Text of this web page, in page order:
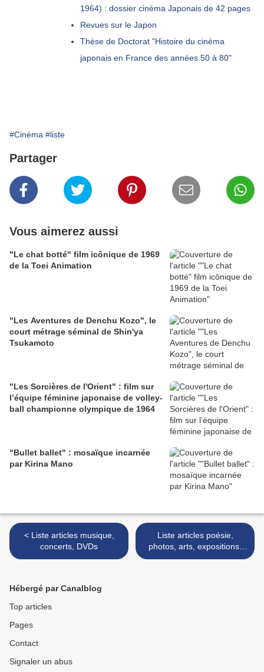
1964) : dossier cinéma Japonais de 42 pages
Revues sur le Japon
Thèse de Doctorat "Histoire du cinéma
japonais en France des années 50 à 80"
#Cinéma #liste
Partager
Vous aimerez aussi
"Le chat botté" film icônique de 1969
de la Toei Animation
"Les Aventures de Denchu Kozo", le
court métrage séminal de Shin'ya
Tsukamoto
"Les Sorcières de l'Orient" : film sur
l’équipe féminine japonaise de volley-
ball championne olympique de 1964
"Bullet ballet" : mosaïque incarnée
par Kirina Mano
< Liste articles musique,
concerts, DVDs
Liste articles poésie,
photos, arts, expositions,
illustrateurs et autres >
Hébergé par Canalblog
Top articles
Pages
Contact
Signaler un abus